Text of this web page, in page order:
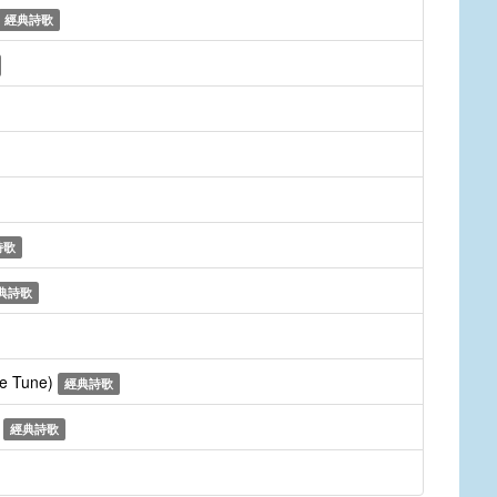
經典詩歌
歌
詩歌
Tune) 經典詩歌
經典詩歌